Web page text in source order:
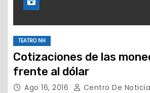
TEATRO NH
Cotizaciones de las
frente al dólar
Ago 16, 2016 Centro De